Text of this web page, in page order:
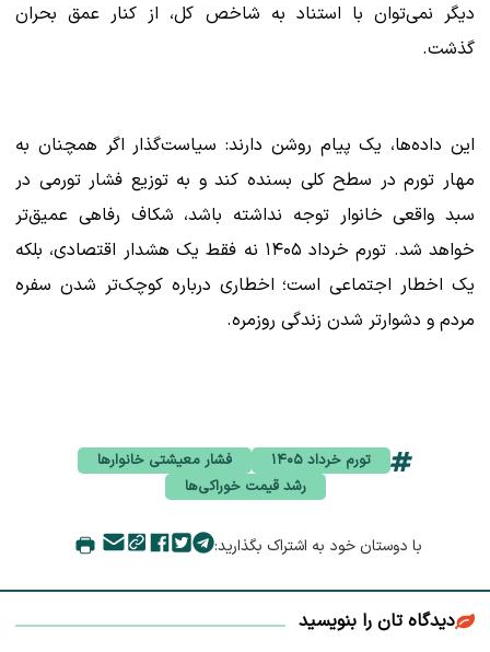
دیگر نمی‌توان با استناد به شاخص کل، از کنار عمق بحران
گذشت.
این داده‌ها، یک پیام روشن دارند: سیاست‌گذار اگر همچنان به
مهار تورم در سطح کلی بسنده کند و به توزیع فشار تورمی در
سبد واقعی خانوار توجه نداشته باشد، شکاف رفاهی عمیق‌تر
خواهد شد. تورم خرداد ۱۴۰۵ نه فقط یک هشدار اقتصادی، بلکه
یک اخطار اجتماعی است؛ اخطاری درباره کوچک‌تر شدن سفره
مردم و دشوارتر شدن زندگی روزمره.
تورم خرداد ۱۴۰۵
فشار معیشتی خانوارها
رشد قیمت خوراکی‌ها
با دوستان خود به اشتراک بگذارید:
دیدگاه تان را بنویسید